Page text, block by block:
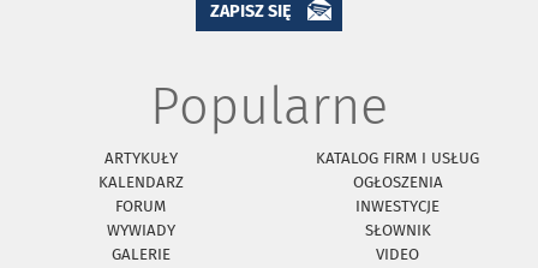
ZAPISZ SIĘ
Popularne
ARTYKUŁY
KATALOG FIRM I USŁUG
KALENDARZ
OGŁOSZENIA
FORUM
INWESTYCJE
WYWIADY
SŁOWNIK
GALERIE
VIDEO